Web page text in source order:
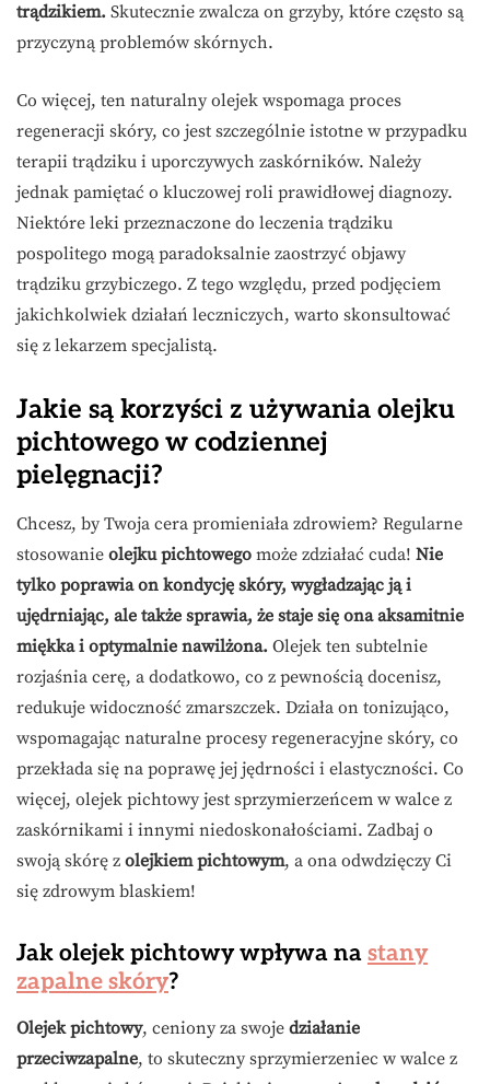
trądzikiem. Skutecznie zwalcza on grzyby, które często są
przyczyną problemów skórnych.
Co więcej, ten naturalny olejek wspomaga proces
regeneracji skóry, co jest szczególnie istotne w przypadku
terapii trądziku i uporczywych zaskórników. Należy
jednak pamiętać o kluczowej roli prawidłowej diagnozy.
Niektóre leki przeznaczone do leczenia trądziku
pospolitego mogą paradoksalnie zaostrzyć objawy
trądziku grzybiczego. Z tego względu, przed podjęciem
jakichkolwiek działań leczniczych, warto skonsultować
się z lekarzem specjalistą.
Jakie są korzyści z używania olejku
pichtowego w codziennej
pielęgnacji?
Chcesz, by Twoja cera promieniała zdrowiem? Regularne
stosowanie olejku pichtowego może zdziałać cuda! Nie
tylko poprawia on kondycję skóry, wygładzając ją i
ujędrniając, ale także sprawia, że staje się ona aksamitnie
miękka i optymalnie nawilżona. Olejek ten subtelnie
rozjaśnia cerę, a dodatkowo, co z pewnością docenisz,
redukuje widoczność zmarszczek. Działa on tonizująco,
wspomagając naturalne procesy regeneracyjne skóry, co
przekłada się na poprawę jej jędrności i elastyczności. Co
więcej, olejek pichtowy jest sprzymierzeńcem w walce z
zaskórnikami i innymi niedoskonałościami. Zadbaj o
swoją skórę z olejkiem pichtowym, a ona odwdzięczy Ci
się zdrowym blaskiem!
Jak olejek pichtowy wpływa na stany
zapalne skóry?
Olejek pichtowy, ceniony za swoje działanie
przeciwzapalne, to skuteczny sprzymierzeniec w walce z